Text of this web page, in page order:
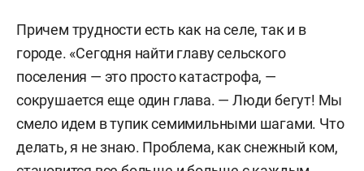
Причем трудности есть как на селе, так и в
городе. «Сегодня найти главу сельского
поселения — это просто катастрофа, —
сокрушается еще один глава. — Люди бегут! Мы
смело идем в тупик семимильными шагами. Что
делать, я не знаю. Проблема, как снежный ком,